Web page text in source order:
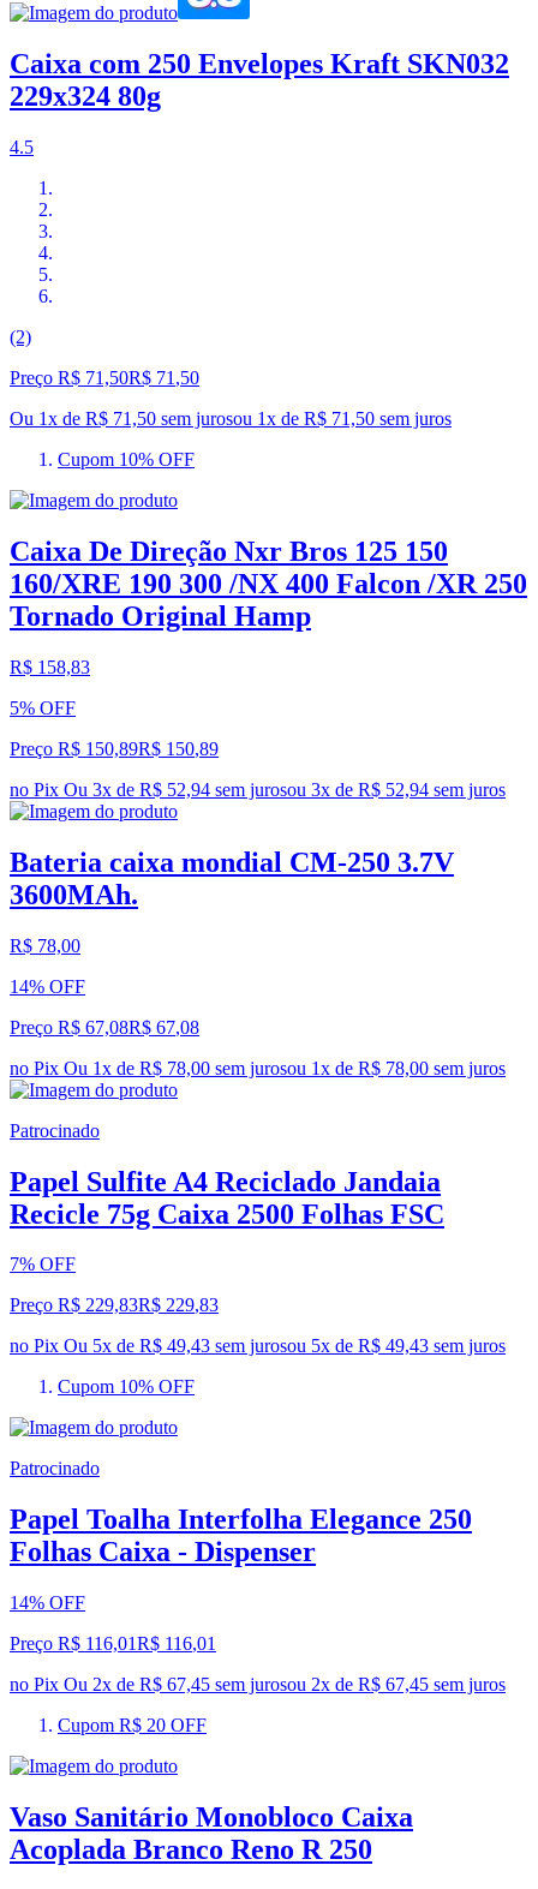
Caixa com 250 Envelopes Kraft SKN032
229x324 80g
4.5
(2)
Preço R$ 71,50R$ 71 ,50
Ou 1x de R$ 71,50 sem jurosou 1x de R$ 71,50 sem juros
Cupom 10% OFF
Caixa De Direção Nxr Bros 125 150
160/XRE 190 300 /NX 400 Falcon /XR 250
Tornado Original Hamp
R$ 158,83
5% OFF
Preço R$ 150,89R$ 150,89
no Pix Ou 3x de R$ 52,94 sem jurosou 3x de R$ 52,94 sem juros
Bateria caixa mondial CM-250 3.7V
3600MAh.
R$ 78,00
14% OFF
Preço R$ 67,08R$ 67,08
no Pix Ou 1x de R$ 78,00 sem jurosou 1x de R$ 78,00 sem juros
Patrocinado
Papel Sulfite A4 Reciclado Jandaia
Recicle 75g Caixa 2500 Folhas FSC
7% OFF
Preço R$ 229,83R$ 229,83
no Pix Ou 5x de R$ 49,43 sem jurosou 5x de R$ 49,43 sem juros
Cupom 10% OFF
Patrocinado
Papel Toalha Interfolha Elegance 250
Folhas Caixa - Dispenser
14% OFF
Preço R$ 116,01R$ 116,01
no Pix Ou 2x de R$ 67,45 sem jurosou 2x de R$ 67,45 sem juros
Cupom R$ 20 OFF
Vaso Sanitário Monobloco Caixa
Acoplada Branco Reno R 250